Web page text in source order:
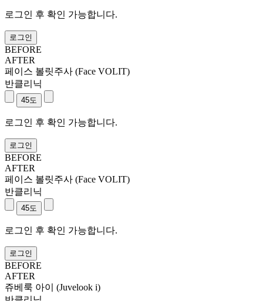
로그인 후 확인 가능합니다.
로그인
BEFORE
AFTER
페이스 볼릿주사 (Face VOLIT)
반클리닉
로그인 후 확인 가능합니다.
로그인
BEFORE
AFTER
페이스 볼릿주사 (Face VOLIT)
반클리닉
로그인 후 확인 가능합니다.
로그인
BEFORE
AFTER
쥬베룩 아이 (Juvelook i)